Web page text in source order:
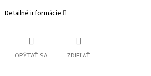
Detailné informácie
OPÝTAŤ SA ZDIEĽAŤ